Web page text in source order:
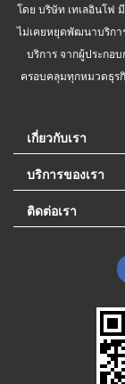
โดย บริษัท เทเลอินโฟ
ไม่เคยหยุดพัฒนาบริกา
บริการ จากผู้ประกอ
ครอบคลุมทุกหมวดธุร
เกี่ยวกับเรา
บริการของเรา
ติดต่อเรา